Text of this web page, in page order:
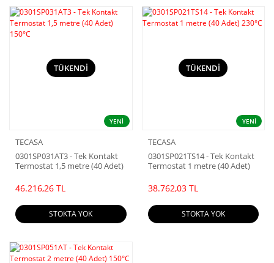
YENİ
TÜKENDİ
TECASA
0301SP031AT3 - Tek Kontakt
Termostat 1,5 metre (40 Adet)
46.216,26 TL
STOKTA YOK
YENİ
TÜKENDİ
TECASA
0301SP021TS14 - Tek Kontakt
Termostat 1 metre (40 Adet)
38.762,03 TL
STOKTA YOK